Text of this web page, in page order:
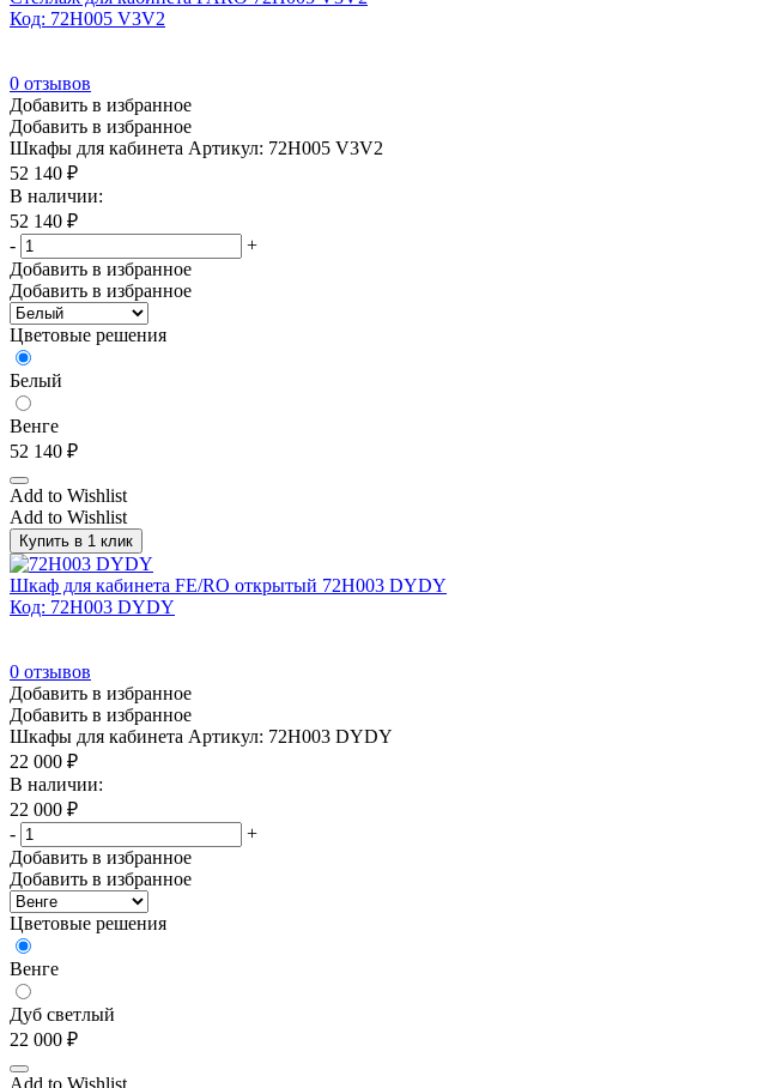
Код: 72H005 V3V2
0 отзывов
Добавить в избранное
Добавить в избранное
Шкафы для кабинета Артикул: 72H005 V3V2
52 140 ₽
В наличии:
52 140 ₽
-
+
Добавить в избранное
Добавить в избранное
Цветовые решения
Белый
Венге
52 140 ₽
Add to Wishlist
Add to Wishlist
Купить в 1 клик
Шкаф для кабинета FE/RO открытый 72H003 DYDY
Код: 72H003 DYDY
0 отзывов
Добавить в избранное
Добавить в избранное
Шкафы для кабинета Артикул: 72H003 DYDY
22 000 ₽
В наличии:
22 000 ₽
-
+
Добавить в избранное
Добавить в избранное
Цветовые решения
Венге
Дуб светлый
22 000 ₽
Add to Wishlist